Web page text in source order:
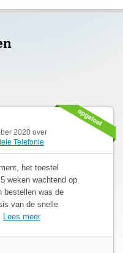
2020 over
Telefonie
het toestel
weken wachtend op
bestellen was de
van de snelle
Lees meer